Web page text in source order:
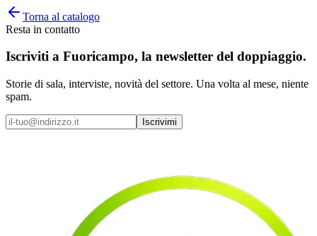
Torna al catalogo
Resta in contatto
Iscriviti a Fuoricampo, la newsletter del doppiaggio.
Storie di sala, interviste, novità del settore. Una volta al mese, niente
spam.
Iscrivimi